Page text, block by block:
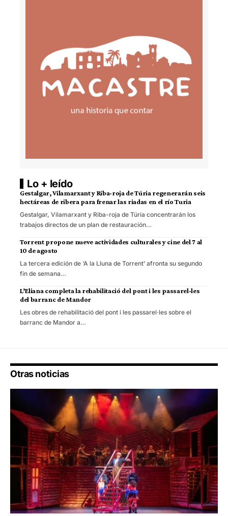
Lo + leído
Gestalgar, Vilamarxant y Riba-roja de Túria regenerarán seis
hectáreas de ribera para frenar las riadas en el río Turia
Gestalgar, Vilamarxant y Riba-roja de Túria concentrarán los
trabajos directos de un plan de restauración…
Torrent propone nueve actividades culturales y cine del 7 al
10 de agosto
La tercera edición de ‘A la Lluna de Torrent’ afronta su segundo
fin de semana…
L’Eliana completa la rehabilitació del pont i les passarel·les
del barranc de Mandor
Les obres de rehabilitació del pont i les passarel·les sobre el
barranc de Mandor a…
Otras noticias